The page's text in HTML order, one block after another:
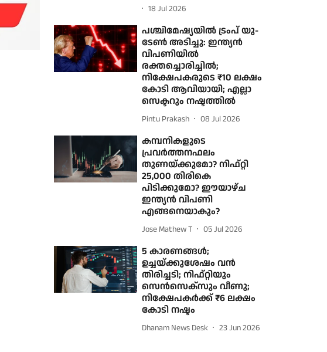
18 Jul 2026
പശ്ചിമേഷ്യയിൽ ട്രംപ് യു-‌
ടേൺ അടിച്ചു: ഇന്ത്യൻ
വിപണിയിൽ
രക്തച്ചൊരിച്ചിൽ;
നിക്ഷേപകരുടെ ₹10 ലക്ഷം
കോടി ആവിയായി; എല്ലാ
സെക്ടറും നഷ്ടത്തിൽ
Pintu Prakash 08 Jul 2026
കമ്പനികളുടെ
പ്രവർത്തനഫലം
തുണയ്ക്കുമോ? നിഫ്റ്റി
25,000 തിരികെ
പിടിക്കുമോ? ഈയാഴ്ച
ഇന്ത്യൻ വിപണി
എങ്ങനെയാകും?
Jose Mathew T 05 Jul 2026
5 കാരണങ്ങൾ;
ഉച്ചയ്ക്കുശേഷം വൻ
തിരിച്ചടി; നിഫ്റ്റിയും
സെൻസെക്സും വീണു;
നിക്ഷേപകർക്ക് ₹6 ലക്ഷം
കോടി നഷ്ടം
Dhanam News Desk 23 Jun 2026